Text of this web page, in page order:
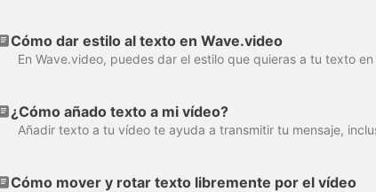
Cómo dar estilo al texto en Wave.video
¿Cómo añado texto a mi vídeo?
Cómo mover y rotar texto libremente por el vídeo